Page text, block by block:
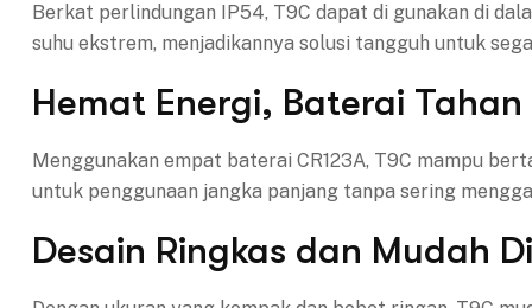
Berkat perlindungan IP54, T9C dapat di gunakan di
suhu ekstrem, menjadikannya solusi tangguh untuk
Hemat Energi, Baterai
Menggunakan empat baterai CR123A, T9C mampu
untuk penggunaan jangka panjang tanpa sering
Desain Ringkas dan Mudah